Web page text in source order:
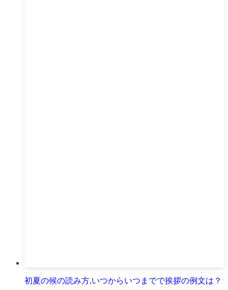
初夏の候の読み方,いつからいつまでで挨拶の例文は？